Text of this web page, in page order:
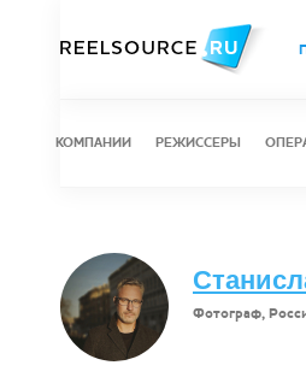
КОМПАНИИ РЕЖИССЕРЫ
Фотограф,